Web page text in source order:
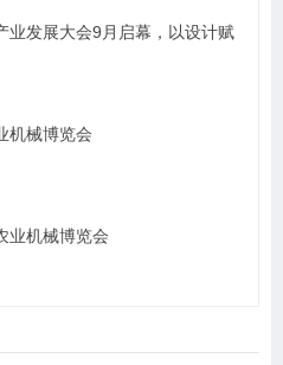
业发展大会9月启幕，以设计赋
机械博览会
业机械博览会